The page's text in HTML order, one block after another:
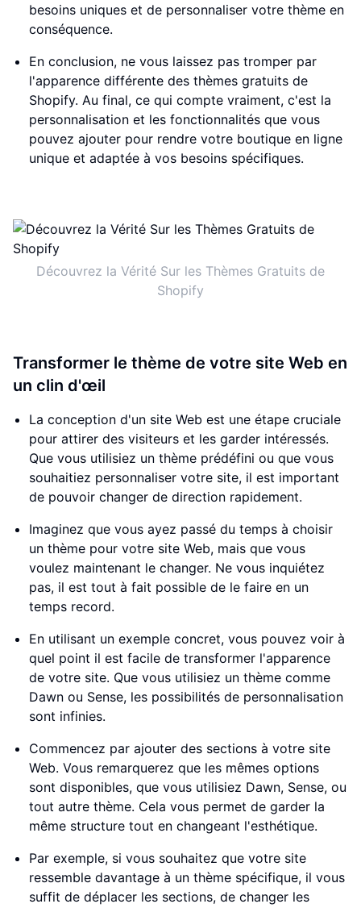
besoins uniques et de personnaliser votre thème en
conséquence.
En conclusion, ne vous laissez pas tromper par
l'apparence différente des thèmes gratuits de
Shopify. Au final, ce qui compte vraiment, c'est la
personnalisation et les fonctionnalités que vous
pouvez ajouter pour rendre votre boutique en ligne
unique et adaptée à vos besoins spécifiques.
Découvrez la Vérité Sur les Thèmes Gratuits de
Shopify
Transformer le thème de votre site Web en
un clin d'œil
La conception d'un site Web est une étape cruciale
pour attirer des visiteurs et les garder intéressés.
Que vous utilisiez un thème prédéfini ou que vous
souhaitiez personnaliser votre site, il est important
de pouvoir changer de direction rapidement.
Imaginez que vous ayez passé du temps à choisir
un thème pour votre site Web, mais que vous
voulez maintenant le changer. Ne vous inquiétez
pas, il est tout à fait possible de le faire en un
temps record.
En utilisant un exemple concret, vous pouvez voir à
quel point il est facile de transformer l'apparence
de votre site. Que vous utilisiez un thème comme
Dawn ou Sense, les possibilités de personnalisation
sont infinies.
Commencez par ajouter des sections à votre site
Web. Vous remarquerez que les mêmes options
sont disponibles, que vous utilisiez Dawn, Sense, ou
tout autre thème. Cela vous permet de garder la
même structure tout en changeant l'esthétique.
Par exemple, si vous souhaitez que votre site
ressemble davantage à un thème spécifique, il vous
suffit de déplacer les sections, de changer les